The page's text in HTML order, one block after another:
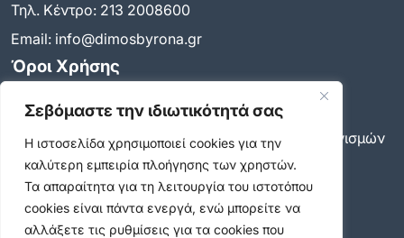
Σεβόμαστε την ιδιωτικότητά σας
Η ιστοσελίδα χρησιμοποιεί cookies για την
καλύτερη εμπειρία πλοήγησης των χρηστών.
Τα απαραίτητα για τη λειτουργία του ιστοτόπου
cookies είναι πάντα ενεργά, ενώ μπορείτε να
αλλάξετε τις ρυθμίσεις για τα cookies που
Τηλ. Κέντρο: 213 2008600
Email: info@dimosbyrona.gr
Όροι Χρήσης
Πολιτική Προστασίας Προσωπικών Δεδομένων
Πολιτική για τη χρήση των cookies και των μηχανισμών
παρακολούθησης
Δήλωση προσβασιμότητας
Ρυθμίσεις Ιδιωτικότητας
Newsletter